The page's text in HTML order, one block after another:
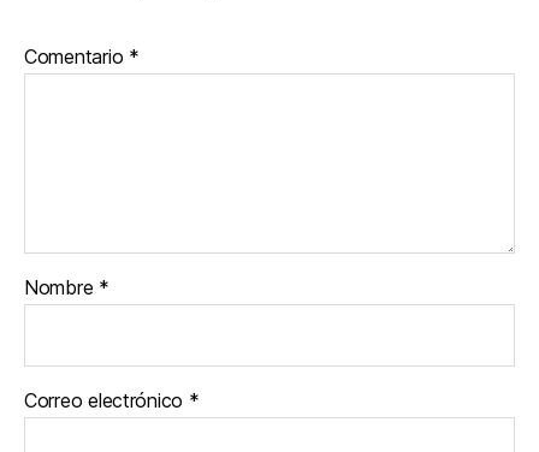
Comentario *
Nombre *
Correo electrónico *